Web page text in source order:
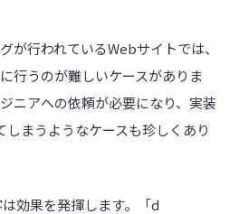
が行われているWebサイトでは、
行うのが難しいケースがありま
ニアへの依頼が必要になり、実装
しまうようなケースも珍しくあり
効果を発揮します。「d